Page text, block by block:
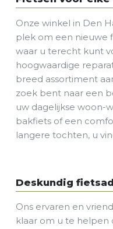
Onze winkel in Den
plek om een nieuwe
waar u terecht kunt
hoogwaardige
breed assortiment
zoek bent naar een
uw dagelijkse woon-
bakfiets of een
langere tochten, u
Deskundig
Ons ervaren en
klaar om u te helpen